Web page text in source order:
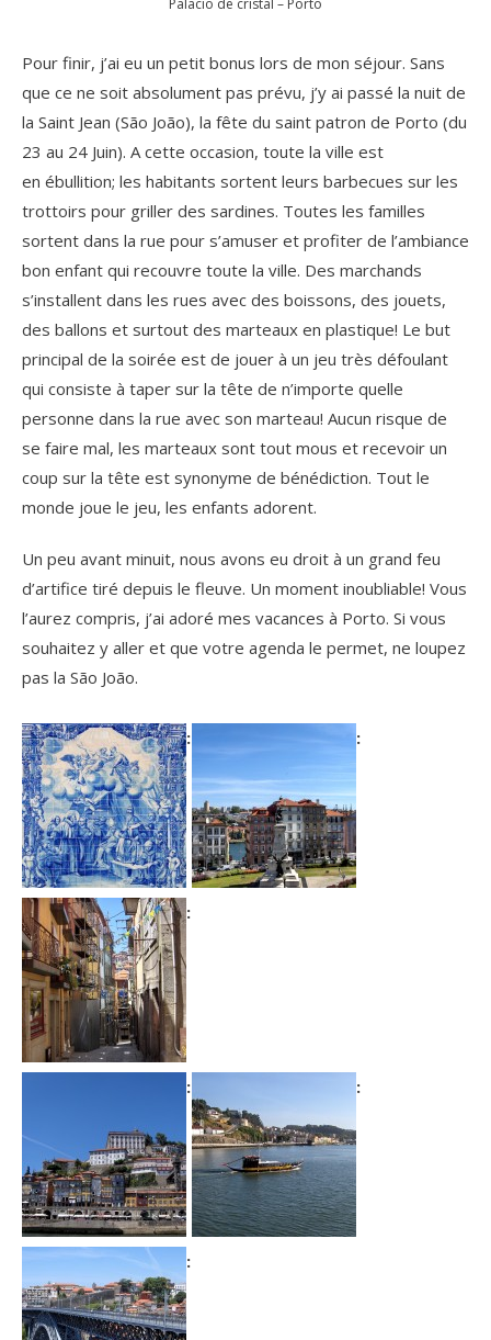
Palacio de cristal – Porto
Pour finir, j’ai eu un petit bonus lors de mon séjour. Sans
que ce ne soit absolument pas prévu, j’y ai passé la nuit de
la Saint Jean (São João), la fête du saint patron de Porto (du
23 au 24 Juin). A cette occasion, toute la ville est
en ébullition; les habitants sortent leurs barbecues sur les
trottoirs pour griller des sardines. Toutes les familles
sortent dans la rue pour s’amuser et profiter de l’ambiance
bon enfant qui recouvre toute la ville. Des marchands
s’installent dans les rues avec des boissons, des jouets,
des ballons et surtout des marteaux en plastique! Le but
principal de la soirée est de jouer à un jeu très défoulant
qui consiste à taper sur la tête de n’importe quelle
personne dans la rue avec son marteau! Aucun risque de
se faire mal, les marteaux sont tout mous et recevoir un
coup sur la tête est synonyme de bénédiction. Tout le
monde joue le jeu, les enfants adorent.
Un peu avant minuit, nous avons eu droit à un grand feu
d’artifice tiré depuis le fleuve. Un moment inoubliable! Vous
l’aurez compris, j’ai adoré mes vacances à Porto. Si vous
souhaitez y aller et que votre agenda le permet, ne loupez
pas la São João.